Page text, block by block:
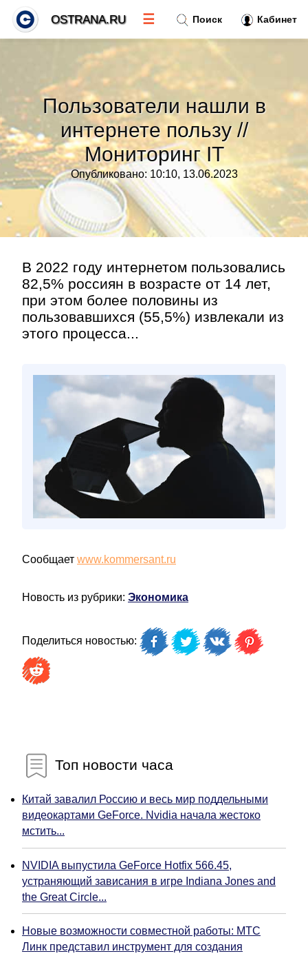
Пользователи нашли в
интернете пользу //
Мониторинг IT
Опубликовано: 10:10, 13.06.2023
В 2022 году интернетом пользовались
82,5% россиян в возрасте от 14 лет,
при этом более половины из
пользовавшихся (55,5%) извлекали из
этого процесса...
Сообщает www.kommersant.ru
Новость из рубрики: Экономика
Поделиться новостью:
Топ новости часа
Китай завалил Россию и весь мир поддельными
видеокартами GeForce. Nvidia начала жестоко
мстить...
NVIDIA выпустила GeForce Hotfix 566.45,
устраняющий зависания в игре Indiana Jones and
the Great Circle...
Новые возможности совместной работы: МТС
Линк представил инструмент для создания
Поиск Кабинет
OSTRANA.RU ☰
Тренды новостей »
Рубрики»
Правила
Контакт»